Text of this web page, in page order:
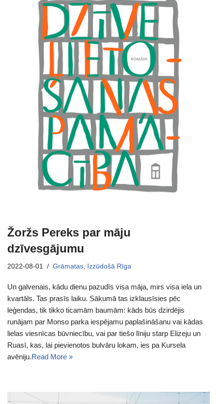
Žoržs Pereks par māju
dzīvesgājumu
2022-08-01 Grāmatas, Izzūdošā Rīga
Un galvenais, kādu dienu pazudīs visa māja, mirs visa iela un
kvartāls. Tas prasīs laiku. Sākumā tas izklausīsies pēc
leģendas, tik tikko ticamām baumām: kāds būs dzirdējis
runājam par Monso parka iespējamu paplašināšanu vai kādas
lielas viesnīcas būvniecību, vai par tiešo līniju starp Elizeju un
Ruasī, kas, lai pievienotos bulvāru lokam, ies pa Kursela
avēniju.Read More »